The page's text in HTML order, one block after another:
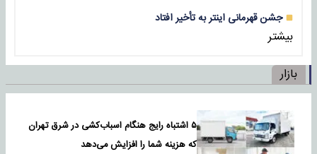
جشن قهرمانی اینتر به تأخیر افتاد
بیشتر
بازار
۵ اشتباه رایج هنگام اسباب‌کشی در شرق تهران
که هزینه شما را افزایش می‌دهد